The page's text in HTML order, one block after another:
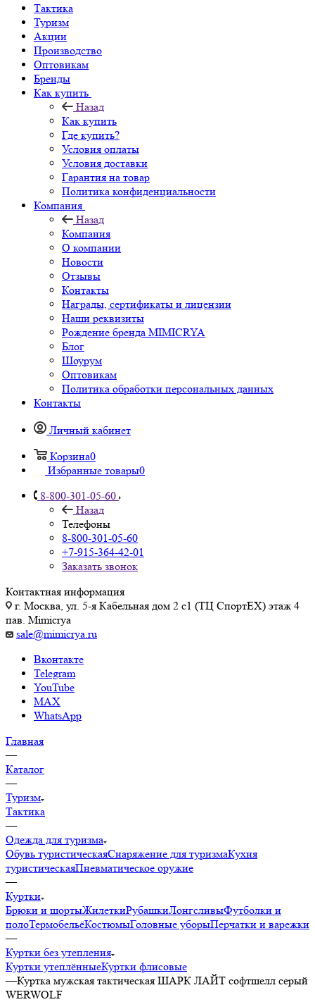
Тактика
Туризм
Акции
Производство
Оптовикам
Бренды
Как купить
Назад
Как купить
Где купить?
Условия оплаты
Условия доставки
Гарантия на товар
Политика конфиденциальности
Компания
Назад
Компания
О компании
Новости
Отзывы
Контакты
Награды, сертификаты и лицензии
Наши реквизиты
Рождение бренда MIMICRYA
Блог
Шоурум
Оптовикам
Политика обработки персональных данных
Контакты
Личный кабинет
Корзина0
Избранные товары0
8-800-301-05-60
Назад
Телефоны
8-800-301-05-60
+7-915-364-42-01
Заказать звонок
Контактная информация
г. Москва, ул. 5-я Кабельная дом 2 с1 (ТЦ СпортEX) этаж 4
пав. Mimicrya
sale@mimicrya.ru
Вконтакте
Telegram
YouTube
MAX
WhatsApp
Главная
—
Каталог
—
Туризм
Тактика
—
Одежда для туризма
Обувь туристическаяСнаряжение для туризмаКухня
туристическаяПневматическое оружие
—
Куртки
Брюки и шортыЖилеткиРубашкиЛонгсливыФутболки и
полоТермобельёКостюмыГоловные уборыПерчатки и варежки
—
Куртки без утепления
Куртки утеплённыеКуртки флисовые
—Куртка мужская тактическая ШАРК ЛАЙТ софтшелл серый
WERWOLF